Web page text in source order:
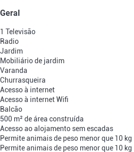
Geral
1 Televisão
Radio
Jardim
Mobiliário de jardim
Varanda
Churrasqueira
Acesso à internet
Acesso à internetWifi
Balcão
500 m² de área construída
Acesso ao alojamento sem escadas
Permite animais de peso menor que 10 kg
Permite animais de peso menor que 10 kg